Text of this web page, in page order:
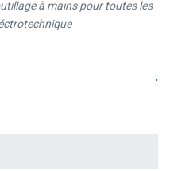
à mains pour toutes les